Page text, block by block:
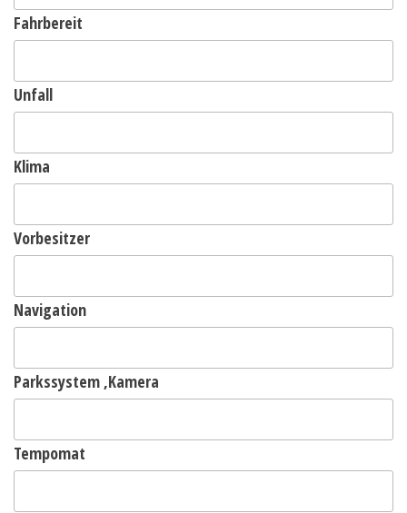
Fahrbereit
Unfall
Klima
Vorbesitzer
Navigation
Parkssystem ,Kamera
Tempomat